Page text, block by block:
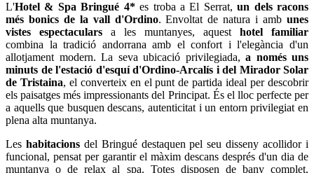
L'Hotel & Spa Bringué 4*es troba a El Serrat,un dels racons
més bonics de la vall d'Ordino. Envoltat de natura i ambunes
vistes espectaculars a les muntanyes, aquest hotel familiar
combina la tradició andorrana amb el confort i l'elegància d'un
allotjament modern. La seva ubicació privilegiada, a només uns
minuts de l'estació d'esquí d'Ordino-Arcalís i del Mirador Solar
de Tristaina, el converteix en el punt de partida ideal per descobrir
els paisatges més impressionants del Principat. És el lloc perfecte per
a aquells que busquen descans, autenticitat i un entorn privilegiat en
plena alta muntanya.
Les habitacionsdel Bringué destaquen pel seu disseny acollidor i
funcional, pensat per garantir el màxim descans després d'un dia de
muntanya o de relax al spa. Totes disposen de bany complet,